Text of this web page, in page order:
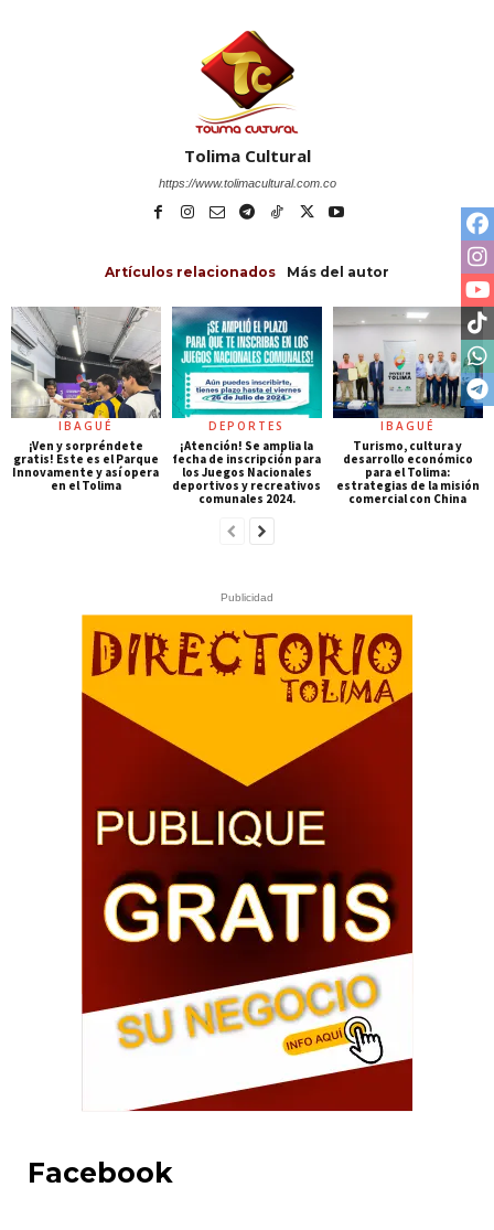
Tolima Cultural
https://www.tolimacultural.com.co
Artículos relacionados Más del autor
IBAGUÉ
¡Ven y sorpréndete
gratis! Este es el Parque
Innovamente y así opera
en el Tolima
DEPORTES
¡Atención! Se amplia la
fecha de inscripción para
los Juegos Nacionales
deportivos y recreativos
comunales 2024.
IBAGUÉ
Turismo, cultura y
desarrollo económico
para el Tolima:
estrategias de la misión
comercial con China
Publicidad
Facebook